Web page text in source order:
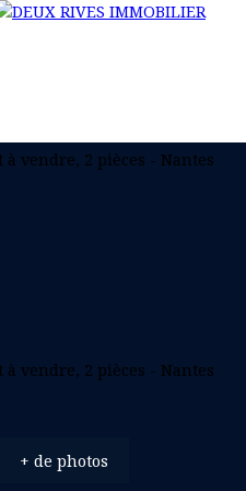
+ de photos